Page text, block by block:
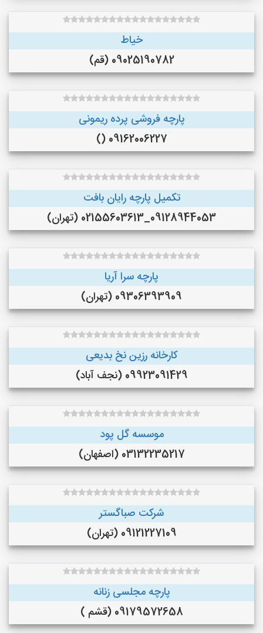
خیاط
09025190782 (قم)
پارچه فروشی پرده ریمونی
09162006227 ()
تکمیل پارچه رایان بافت
09128944053_02155603613 (تهران)
پارچه سرا آریا
09306393909 (تهران)
کارخانه رزین نخ بدیعی
09923091429 (نجف‌ آباد)
موسسه گل پود
03132235217 (اصفهان)
شرکت صباگستر
09121227109 (تهران)
پارچه مجلسی زنانه
09179572658 (قشم )